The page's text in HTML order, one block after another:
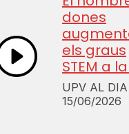
dones
els graus
STEM a
UPV AL DIA |
15/06/2026